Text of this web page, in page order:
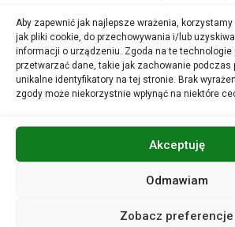
Aby zapewnić jak najlepsze wrażenia,
jak pliki cookie, do przechowywania i/lub
informacji o urządzeniu. Zgoda na te technologie
przetwarzać dane, takie jak zachowanie podczas
unikalne identyfikatory na tej stronie. Brak
zgody może niekorzystnie wpłynąć na niektóre
Akceptuję
Odmawiam
Zobacz preferencje
Orkiestra Filharmonii Opolskiej
Przemysław Neumann– dyrygent
Andrzej Poniedzielski– prowadzenie
tanecznej muzyki orkiestrowej narodził
dziś w koncertach Filharmoników
SaliMusikverein uczestniczy
publiczność: sama sala (w której
2010) mieści około dwóch tysięcy